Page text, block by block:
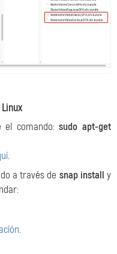
el comando:sudo apt-get
.
a través de snap install y
.